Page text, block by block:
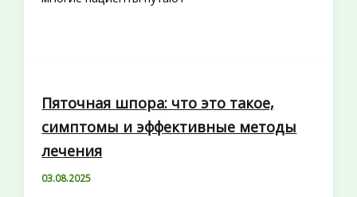
Пяточная шпора: что это такое,
симптомы и эффективные методы
лечения
03.08.2025